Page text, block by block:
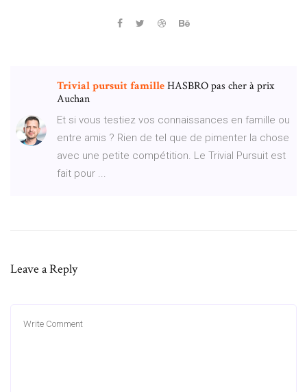
TrivialpursuitfamilleHASBRO pas cher à prix
Auchan
Et si vous testiez vos connaissances en famille ou
entre amis ? Rien de tel que de pimenter la chose
avec une petite compétition. Le Trivial Pursuit est
fait pour ...
Leave a Reply